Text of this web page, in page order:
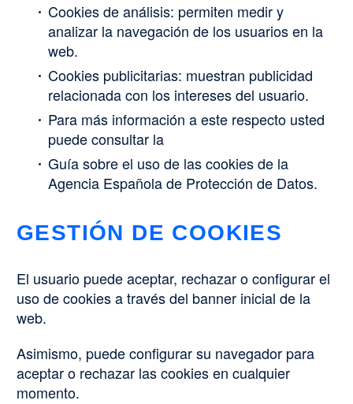
Cookies de análisis: permiten medir y
analizar la navegación de los usuarios en la
web.
Cookies publicitarias: muestran publicidad
relacionada con los intereses del usuario.
Para más información a este respecto usted
puede consultar la
Guía sobre el uso de las cookies de la
Agencia Española de Protección de Datos.
GESTIÓN DE COOKIES
El usuario puede aceptar, rechazar o configurar el
uso de cookies a través del banner inicial de la
web.
Asimismo, puede configurar su navegador para
aceptar o rechazar las cookies en cualquier
momento.